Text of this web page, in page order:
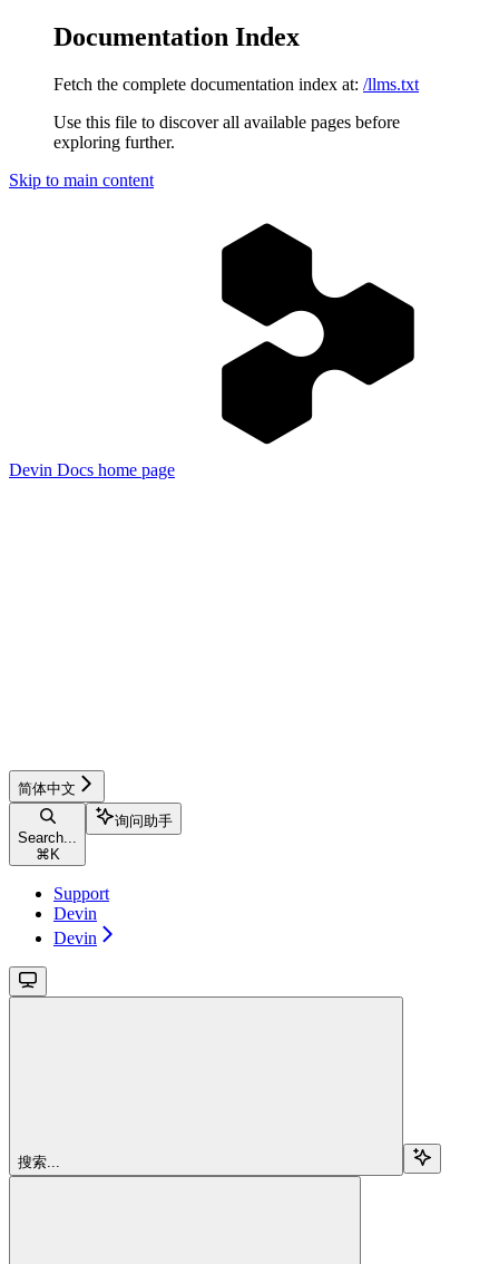
Documentation Index
Fetch the complete documentation index at: /llms.txt
Use this file to discover all available pages before
exploring further.
Skip to main content
Devin Docs home page
简体中文
Search...
⌘ K
询问助手
Support
Devin
Devin
搜索...